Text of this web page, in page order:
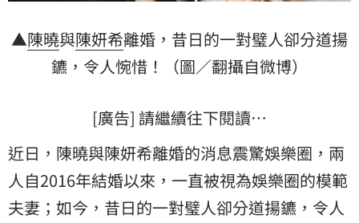
▲陳曉與陳妍希離婚，昔日的一對璧人卻分道揚
鑣，令人惋惜！（圖／翻攝自微博）
[廣告] 請繼續往下閱讀…
近日，陳曉與陳妍希離婚的消息震驚娛樂圈，兩
人自2016年結婚以來，一直被視為娛樂圈的模範
夫妻；如今，昔日的一對璧人卻分道揚鑣，令人